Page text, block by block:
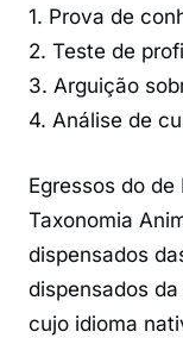
1. Prova de
2. Teste de
3. Arguição
4. Análise de
Egressos do
Taxonomia
dispensados
dispensados
cujo idioma